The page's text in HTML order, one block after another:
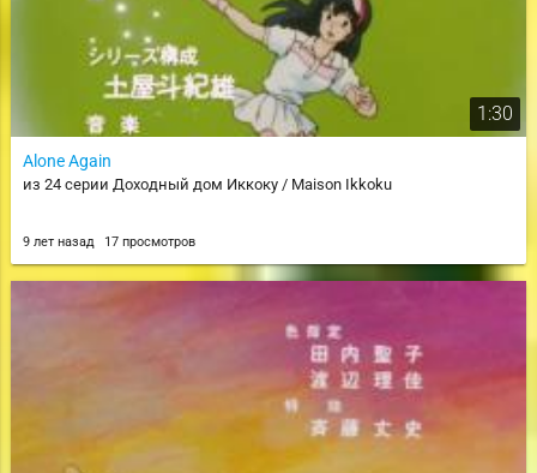
1:30
Alone Again
из 24 серии Доходный дом Иккоку / Maison Ikkoku
9 лет назад 17 просмотров